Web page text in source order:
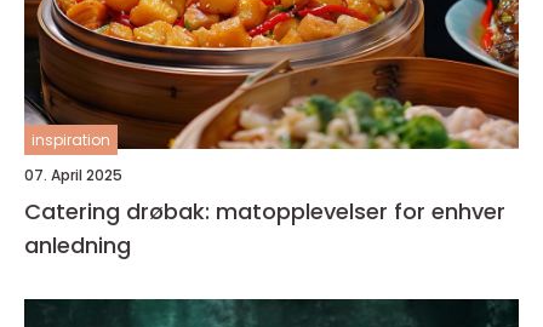
inspiration
07. April 2025
Catering drøbak: matopplevelser for enhver
anledning